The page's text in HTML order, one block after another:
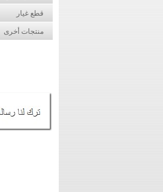
قطع غيار
منتجات أخرى